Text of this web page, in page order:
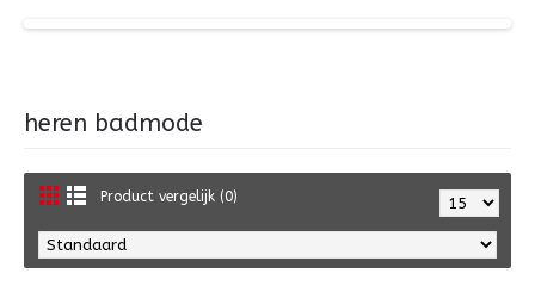
heren badmode
Product vergelijk (0)